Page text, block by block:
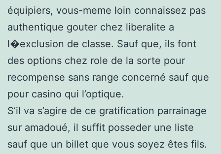
équipiers, vous-meme loin connaissez pas
authentique gouter chez liberalite a
l�exclusion de classe. Sauf que, ils font
des options chez role de la sorte pour
recompense sans range concerné sauf que
pour casino qui l’optique.
S’il va s’agire de ce gratification parrainage
sur amadoué, il suffit posseder une liste
sauf que un billet que vous soyez êtes fils.